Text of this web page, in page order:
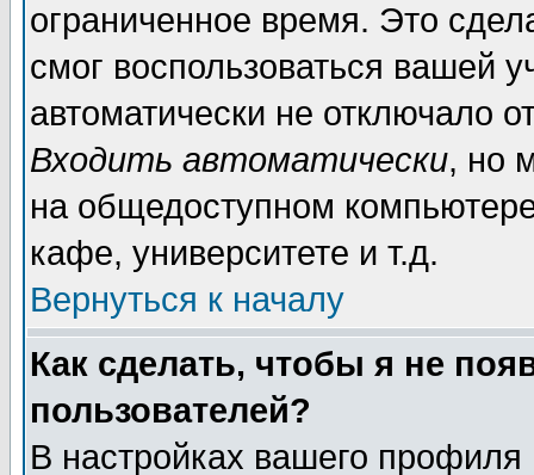
ограниченное время. Это
смог воспользоваться вашей
автоматически не отключало
Входить автоматически, но
на общедоступном
кафе, университете и т.д.
Вернуться к началу
Как сделать, чтобы я не
пользователей?
В настройках вашего